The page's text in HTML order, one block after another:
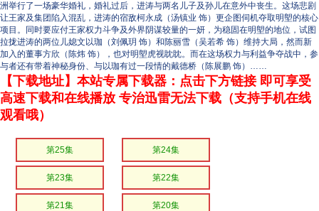
洲举行了一场豪华婚礼，婚礼过后，进涛与两名儿子及孙儿在意外中丧生。这场悲剧
让王家及集团陷入混乱，进涛的宿敌柯永成（汤镇业 饰）更企图伺机夺取明塱的核心
项目。同时要应付王家权力斗争及外界阴谋较量的一妍，为稳固在明塱的地位，试图
拉拢进涛的两位儿媳文以珈（刘佩玥 饰）和陈丽雪（吴若希 饰）维持大局，然而新
加入的董事方欣（陈炜 饰），也对明塱虎视眈眈。而在这场权力与利益争夺战中，参
与者还有带着神秘身份、与以珈有过一段情的戴德桥（陈展鹏 饰）……
【下载地址】本站专属下载器：点击下方链接 即可享受
高速下载和在线播放 专治迅雷无法下载（支持手机在线
观看哦）
第25集 第24集
第23集 第22集
第21集 第20集